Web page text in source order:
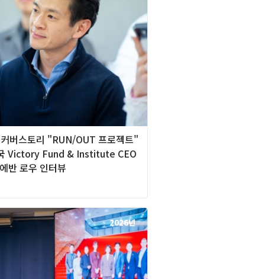
버스토리 "RUN/OUT 프로젝트"
Victory Fund & Institute CEO
반 로우 인터뷰
2026년